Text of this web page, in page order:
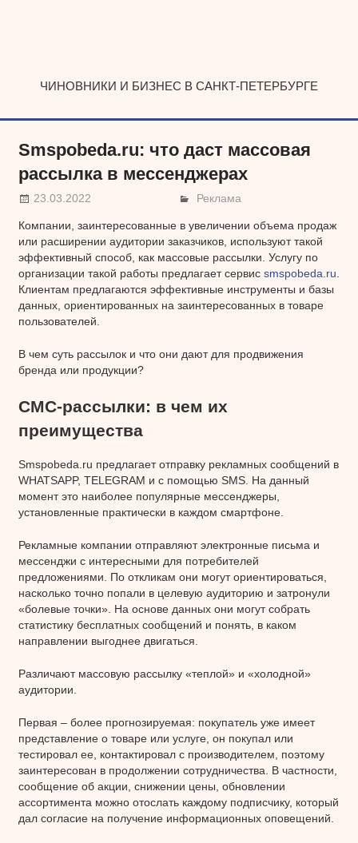
ЧИНОВНИКИ И БИЗНЕС В САНКТ-ПЕТЕРБУРГЕ
Smspobeda.ru: что даст массовая
рассылка в мессенджерах
23.03.2022 Реклама
Компании, заинтересованные в увеличении объема продаж
или расширении аудитории заказчиков, используют такой
эффективный способ, как массовые рассылки. Услугу по
организации такой работы предлагает сервис smspobeda.ru
Клиентам предлагаются эффективные инструменты и базы
данных, ориентированных на заинтересованных в товаре
пользователей.
В чем суть рассылок и что они дают для продвижения
бренда или продукции?
СМС-рассылки: в чем их
преимущества
Smspobeda.ru предлагает отправку рекламных сообщений в
WHATSAPP, TELEGRAM и с помощью SMS. На данный
момент это наиболее популярные мессенджеры,
установленные практически в каждом смартфоне.
Рекламные компании отправляют электронные письма и
мессенджи с интересными для потребителей
предложениями. По откликам они могут ориентироваться,
насколько точно попали в целевую аудиторию и затронули
«болевые точки». На основе данных они могут собрать
статистику бесплатных сообщений и понять, в каком
направлении выгоднее двигаться.
Различают массовую рассылку «теплой» и «холодной»
аудитории.
Первая – более прогнозируемая: покупатель уже имеет
представление о товаре или услуге, он покупал или
тестировал ее, контактировал с производителем, поэтому
заинтересован в продолжении сотрудничества. В частности,
сообщение об акции, снижении цены, обновлении
ассортимента можно отослать каждому подписчику, который
дал согласие на получение информационных оповещений.